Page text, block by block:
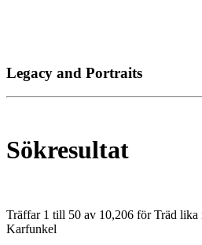
Legacy and Portraits
Sökresultat
Träffar 1 till 50 av 10,206 för Träd
Karfunkel